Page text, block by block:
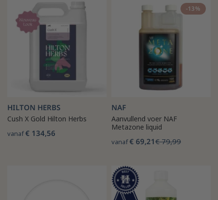
HILTON HERBS
Cush X Gold Hilton Herbs
vanaf€ 134,56
-13%
NAF
Aanvullend voer NAF
Metazone liquid
vanaf€ 69,21€ 79,99